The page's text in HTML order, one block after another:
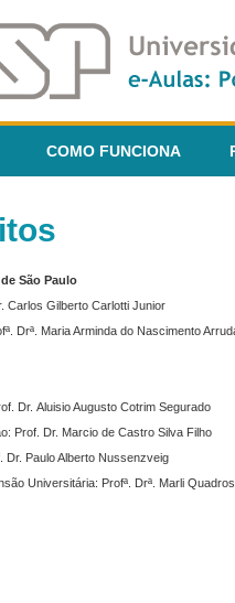
COMO FUNCIONA
São Paulo
Carlos Gilberto Carlotti Junior
Drª. Maria Arminda do Nascimento
Dr. Aluisio Augusto Cotrim Segurado
Prof. Dr. Marcio de Castro Silva Filho
Dr. Paulo Alberto Nussenzveig
Universitária: Profª. Drª. Marli